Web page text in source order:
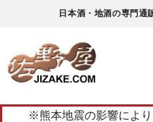
日本酒・地酒の専門
※熊本地震の影響によ